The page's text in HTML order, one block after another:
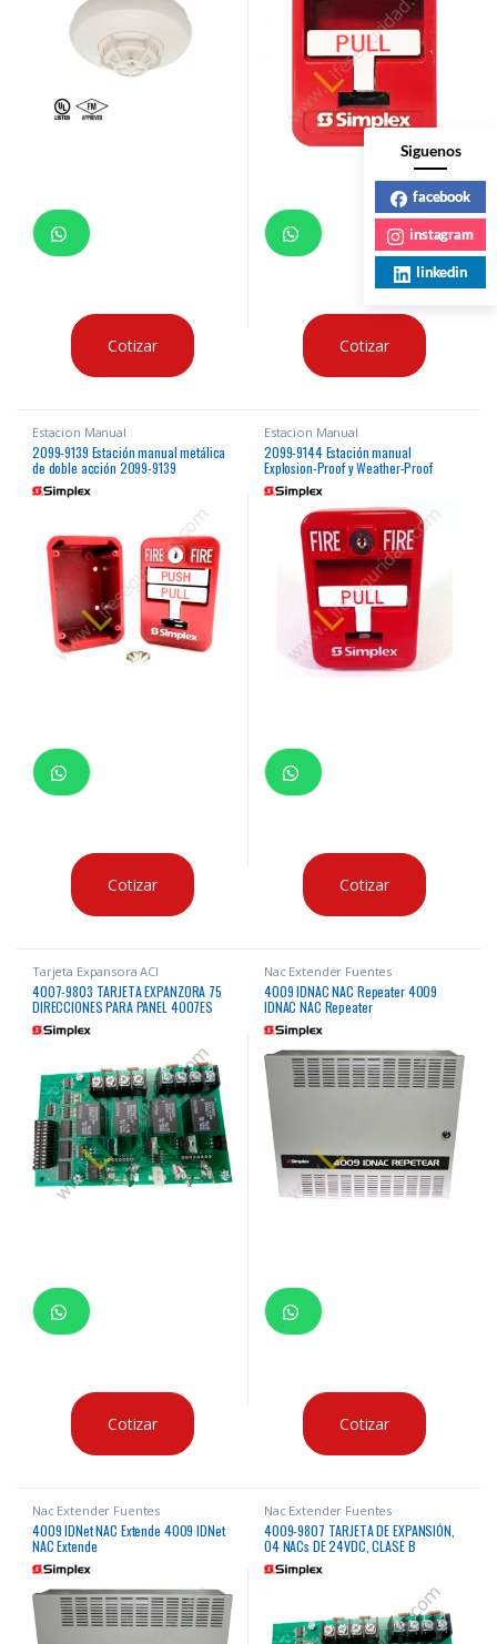
Cotizar Cotizar
Estacion Manual
2099-9139 Estación manual metálica
de doble acción 2099-9139
Cotizar
Estacion Manual
2099-9144 Estación manual
Explosion-Proof y Weather-Proof
2099-9144
Cotizar
Tarjeta Expansora ACI
4007-9803 TARJETA EXPANZORA 75
DIRECCIONES PARA PANEL 4007ES
SIMPLEX
Cotizar
Nac Extender Fuentes
4009 IDNAC NAC Repeater 4009
IDNAC NAC Repeater
Cotizar
Nac Extender Fuentes
4009 IDNet NAC Extende 4009 IDNet
NAC Extende
Nac Extender Fuentes
4009-9807 TARJETA DE EXPANSIÓN,
04 NACs DE 24VDC, CLASE B
Siguenos
facebook
instagram
linkedin